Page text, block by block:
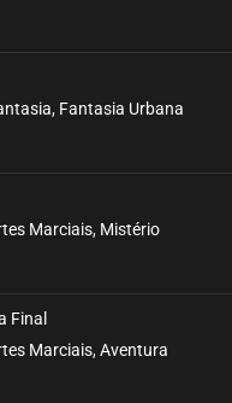
Fantasia Urbana
Marciais, Mistério
Final
Marciais, Aventura